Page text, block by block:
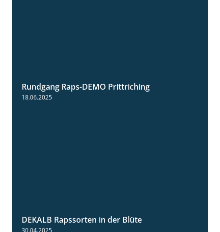
Rundgang Raps-DEMO Prittriching
18.06.2025
DEKALB Rapssorten in der Blüte